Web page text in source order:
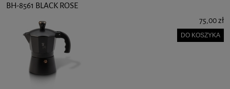
BH-8561 BLACK ROSE
75,00 zł
DO KOSZYKA